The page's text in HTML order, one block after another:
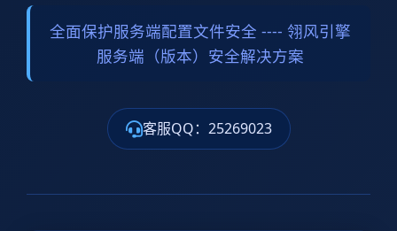
全面保护服务端配置文件安全 ---- 翎风引擎
服务端（版本）安全解决方案
客服QQ：25269023